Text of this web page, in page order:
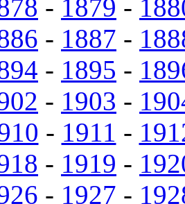
- 1879 -
- 1887 -
- 1895 -
- 1903 -
- 1911 -
- 1919 -
- 1927 -